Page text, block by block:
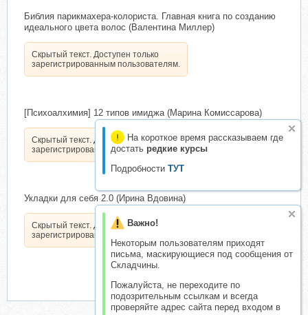
На короткое время рассказываем где
достать редкие курсы
Подробности ТУТ
Важно!
Некоторым пользователям приходят
письма, маскирующиеся под сообщения от
Складчины.
Пожалуйста, не переходите по
подозрительным ссылкам и всегда
проверяйте адрес сайта перед входом в
Библия парикмахера-колориста. Главная книга по созданию
идеального цвета волос (Валентина Миллер)
Скрытый текст. Доступен только
зарегистрированным пользователям.
[Психоалхимия] 12 типов имиджа (Марина Комиссарова)
Скрытый текст. Доступен только
зарегистрированным пользователям.
Укладки для себя 2.0 (Ирина Вдовина)
Скрытый текст. Доступен только
зарегистрированным пользователям.